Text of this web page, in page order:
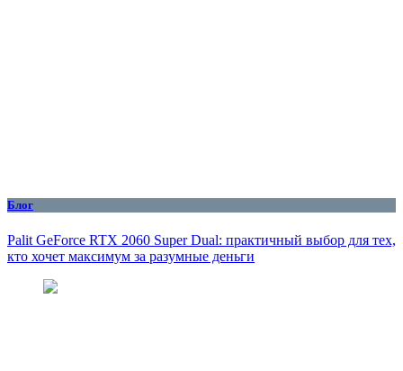
Блог
Palit GeForce RTX 2060 Super Dual: практичный выбор для тех,
кто хочет максимум за разумные деньги